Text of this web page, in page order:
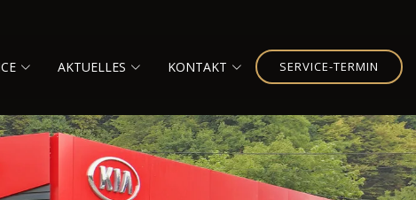
AKTUELLES KONTAKT SERVICE-TERMIN